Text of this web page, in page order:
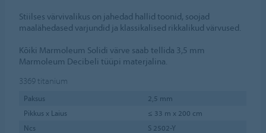
Stiilses värvivalikus on jahedad hallid toonid, soojad
maalähedased varjundid ja klassikalised rikkalikud värvused.
Kõiki Marmoleum Solidi värve saab tellida 3,5 mm
Marmoleum Decibeli tüüpi materjalina.
3369titanium
Paksus
2,5 mm
Pikkus x Laius
≤ 33 m x 200 cm
Ncs
S 2502-Y